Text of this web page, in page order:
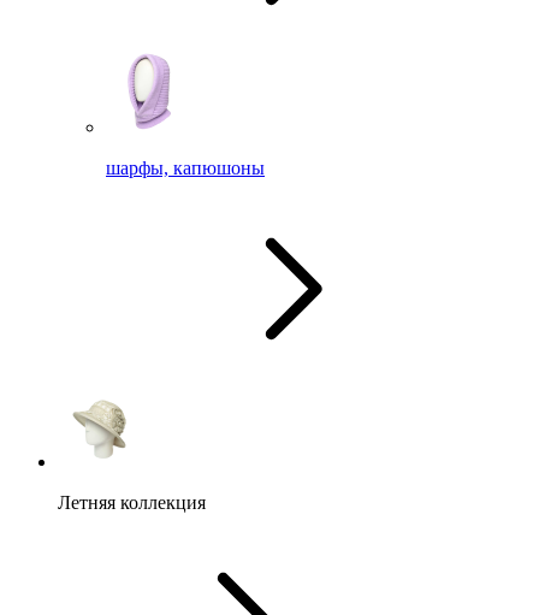
шарфы, капюшоны
Летняя коллекция